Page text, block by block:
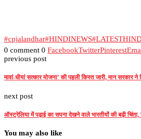
#cpjalandhar#HINDINEWS
0 comment 0 FacebookTwitterPinterest
previous post
मावां-धीयां सत्कार योजना’ की पहली किस्त जारी, मान सरकार ने
next post
ऑस्ट्रेलिया में पढ़ाई का सपना देखने वाले भारतीयों की बढ़ी
You may also like